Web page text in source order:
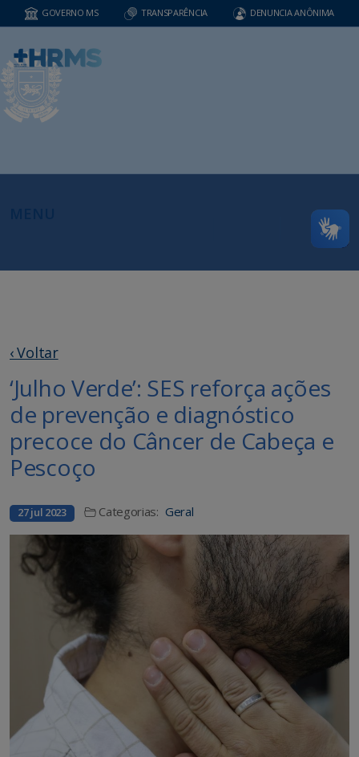
GOVERNO MS TRANSPARÊNCIA DENUNCIA ANÔNIMA
‹ Voltar
‘Julho Verde’: SES reforça ações
de prevenção e diagnóstico
precoce do Câncer de Cabeça e
Pescoço
27 jul 2023 Categorias: Geral